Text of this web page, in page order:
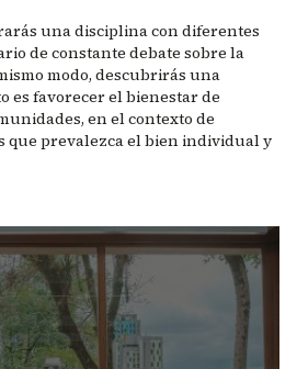
una disciplina con diferentes
de constante debate sobre la
modo, descubrirás una
es favorecer el bienestar de
en el contexto de
que prevalezca el bien individual y